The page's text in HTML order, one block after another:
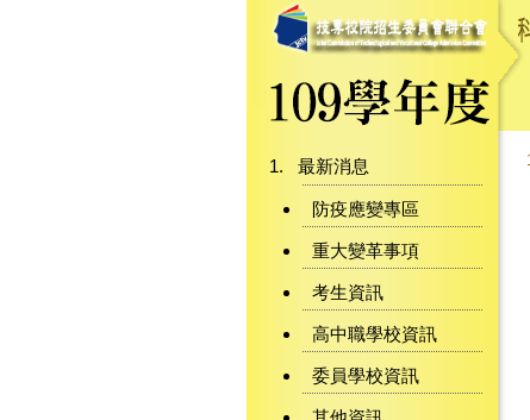
最新消息
防疫應變專區
重大變革事項
考生資訊
高中職學校資訊
委員學校資訊